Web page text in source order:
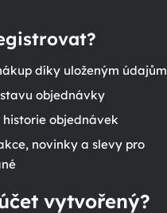
díky uloženým údajům
objednávky
historie objednávek
novinky a slevy pro
vytvořený?